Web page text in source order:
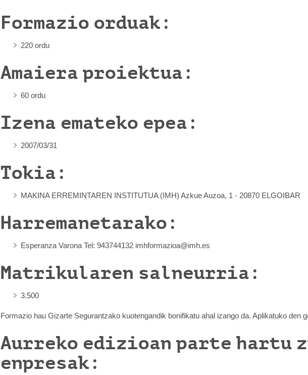
Formazio orduak:
220 ordu
Amaiera proiektua:
60 ordu
Izena emateko epea:
2007/03/31
Tokia:
MAKINA ERREMINTAREN INSTITUTUA (IMH) Azkue Auzoa, 1 - 20870 ELGOIBAR
Harremanetarako:
Esperanza Varona Tel: 943744132 imhformazioa@imh.es
Matrikularen salneurria:
3.500 
Formazio hau Gizarte Segurantzako kuotengandik bonifikatu ahal izango da. Aplikatuko den
Aurreko edizioan parte hartu
enpresak: